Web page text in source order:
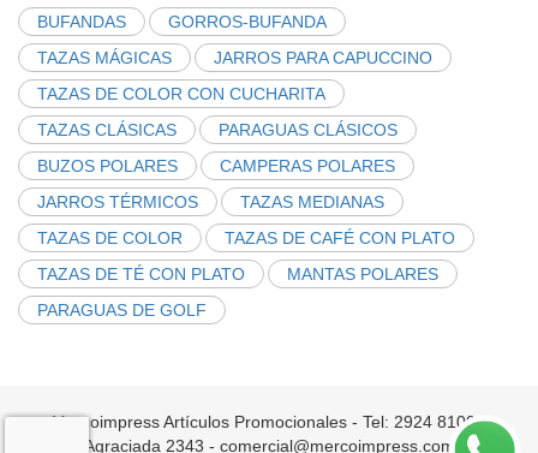
BUFANDAS
GORROS-BUFANDA
TAZAS MÁGICAS
JARROS PARA CAPUCCINO
TAZAS DE COLOR CON CUCHARITA
TAZAS CLÁSICAS
PARAGUAS CLÁSICOS
BUZOS POLARES
CAMPERAS POLARES
JARROS TÉRMICOS
TAZAS MEDIANAS
TAZAS DE COLOR
TAZAS DE CAFÉ CON PLATO
TAZAS DE TÉ CON PLATO
MANTAS POLARES
PARAGUAS DE GOLF
Mercoimpress Artículos Promocionales - Tel: 2924 8100 -
Agraciada 2343 - comercial@mercoimpress.com